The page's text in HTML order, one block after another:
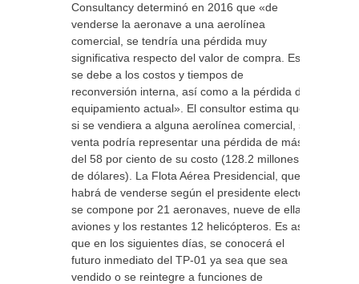
Consultancy determinó en 2016 que «de
venderse la aeronave a una aerolínea
comercial, se tendría una pérdida muy
significativa respecto del valor de compra. Esto
se debe a los costos y tiempos de
reconversión interna, así como a la pérdida del
equipamiento actual». El consultor estima que,
si se vendiera a alguna aerolínea comercial, su
venta podría representar una pérdida de más
del 58 por ciento de su costo (128.2 millones
de dólares). La Flota Aérea Presidencial, que
habrá de venderse según el presidente electo,
se compone por 21 aeronaves, nueve de ellas
aviones y los restantes 12 helicópteros. Es así
que en los siguientes días, se conocerá el
futuro inmediato del TP-01 ya sea que sea
vendido o se reintegre a funciones de